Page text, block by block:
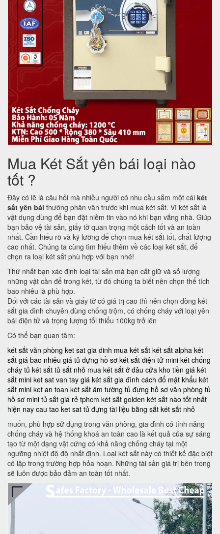
Mua Két Sắt yên bái loại nào
tốt ?
Đây có lẽ là câu hỏi mà nhiều người có nhu cầu sắm một cái két
sắt yên bái thường phân vân trước khi mua két sắt. Vì két sắt là
vật dụng dùng để bạn đặt niềm tin vào nó khi bạn vắng nhà. Giúp
bạn bảo vệ tài sản, giấy tờ quan trọng một cách tốt và an toàn
nhất. Cần hiểu rõ và kỹ lưỡng để chọn mua két sắt tốt, chất lượng
cao nhất. Chúng ta cùng tìm hiểu thêm về các loại két sắt, để
chọn ra loại két sắt phù hợp với bạn nhé!
Thứ nhất bạn xác định loại tài sản mà bạn cất giữ và số lượng
những vật cần để trong két, từ đó chúng ta biết nên chọn thể tích
bao nhiêu là phù hợp.
Đối với các tài sản và giấy tờ có giá trị cao thì nên chọn dòng két
sắt gia đình chuyên dùng chống trộm, có chống cháy với loại yên
bái điện tử và trọng lượng tối thiểu 100kg trở lên
Có thể bạn quan tâm:
két sắt văn phòng ket sat gia dinh mua két sắt két sắt alpha két
sắt giá bao nhiêu giá tủ đựng hồ sơ két sắt điện tử mini két chống
cháy tủ két sắt tủ sắt nhỏ mua két sắt ở đâu cửa kho tiền giá két
sắt mini ket sat van tay giá két sắt gia đình cách đổ mật khẩu két
sắt mini ket an toan két sắt âm tường tủ đựng hồ sơ văn phòng tủ
hồ sơ mini tủ sắt giá rẻ tphcm két sắt golden két sắt nào tốt nhất
hiện nay cau tao ket sat tủ đựng tài liệu bằng sắt két sắt nhỏ
muốn, phù hợp sử dụng trong văn phòng, gia đình có tính năng
chống cháy và hệ thống khoá an toàn cao là kết quả của sự sáng
tạo từ một dạng vật cứng có khả năng chống cháy tại một
ngưỡng nhiệt độ độ nhất định. Loại két sắt này có thiết kế đặc biệt
cô lập trong trường hợp hỏa hoạn. Những tài sản giá trị bên trong
sẽ luôn được bảo đảm an toàn tốt nhất.